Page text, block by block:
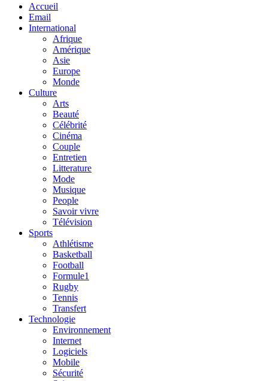
Accueil
Email
International
Afrique
Amérique
Asie
Europe
Monde
Culture
Arts
Beauté
Célébrité
Cinéma
Couple
Entretien
Litterature
Mode
Musique
People
Savoir vivre
Télévision
Sports
Athlétisme
Basketball
Football
Formule1
Rugby
Tennis
Transfert
Technologie
Environnement
Internet
Logiciels
Mobile
Sécurité